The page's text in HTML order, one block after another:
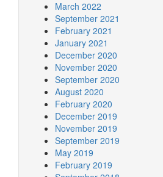
March 2022
September 2021
February 2021
January 2021
December 2020
November 2020
September 2020
August 2020
February 2020
December 2019
November 2019
September 2019
May 2019
February 2019